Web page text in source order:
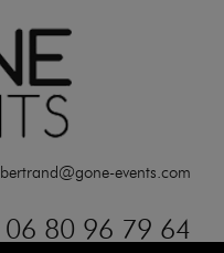
bertrand@gone-events.com
06 80 96 79 64